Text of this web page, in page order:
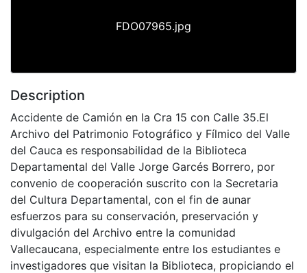
FDO07965.jpg
Description
Accidente de Camión en la Cra 15 con Calle 35.El
Archivo del Patrimonio Fotográfico y Fílmico del Valle
del Cauca es responsabilidad de la Biblioteca
Departamental del Valle Jorge Garcés Borrero, por
convenio de cooperación suscrito con la Secretaria
del Cultura Departamental, con el fin de aunar
esfuerzos para su conservación, preservación y
divulgación del Archivo entre la comunidad
Vallecaucana, especialmente entre los estudiantes e
investigadores que visitan la Biblioteca, propiciando el